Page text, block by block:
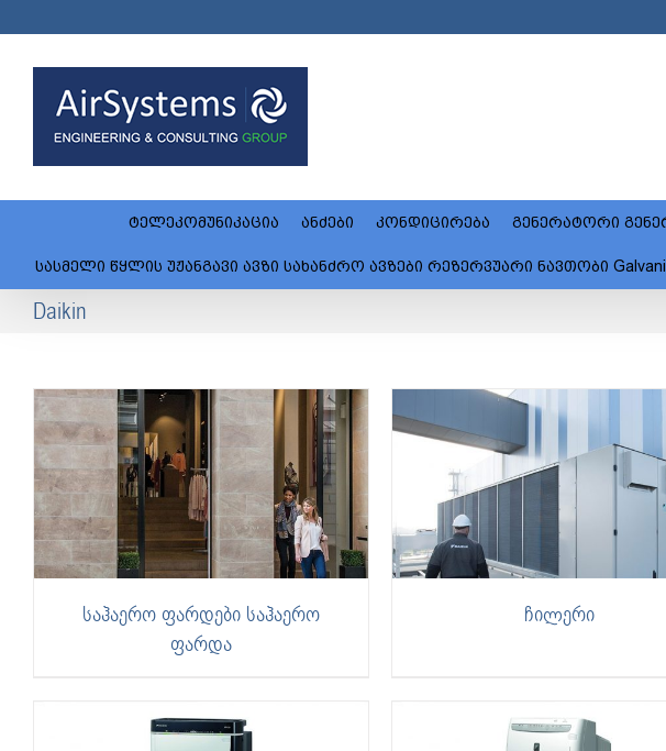
to
content
ტელეკომუნიკაცია ანძები კონდიცირება გენერატორი
სასმელი წყლის უჟანგავი ავზი სახანძრო ავზები რეზერვუარი ნავთობი
Daikin
საჰაერო ფარდები საჰაერო
ფარდა
ჩილერი